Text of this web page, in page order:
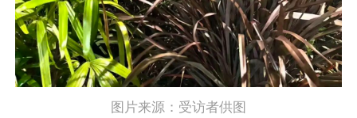
图片来源：受访者供图